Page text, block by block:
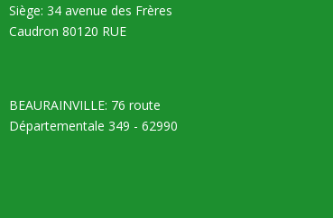
Siège: 34 avenue des Frères
Caudron 80120 RUE
BEAURAINVILLE: 76 route
Départementale 349 - 62990